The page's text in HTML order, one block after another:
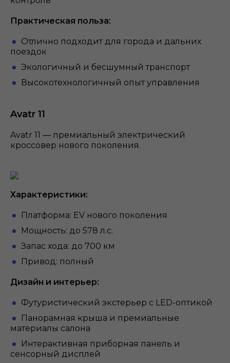
Практическая польза:
Отлично подходит для города и дальних
поездок
Экологичный и бесшумный транспорт
Высокотехнологичный опыт управления
Avatr 11
Avatr 11 — премиальный электрический
кроссовер нового поколения.
Характеристики:
Платформа: EV нового поколения
Мощность: до 578 л.с.
Запас хода: до 700 км
Привод: полный
Дизайн и интерьер:
Футуристический экстерьер с LED-оптикой
Панорамная крыша и премиальные
материалы салона
Интерактивная приборная панель и
сенсорный дисплей